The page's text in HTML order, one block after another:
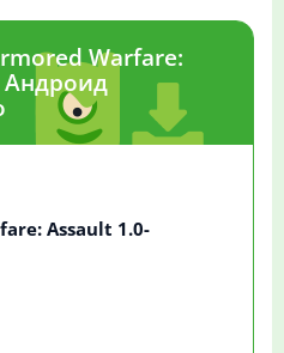
Warfare:
Андроид
Assault 1.0-